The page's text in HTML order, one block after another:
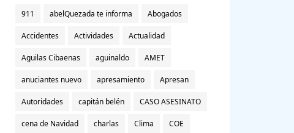
911 abelQuezada te informa Abogados
Accidentes Actividades Actualidad
Aguilas Cibaenas aguinaldo AMET
anuciantes nuevo apresamiento Apresan
Autoridades capitán belén CASO ASESINATO
cena de Navidad charlas Clima COE